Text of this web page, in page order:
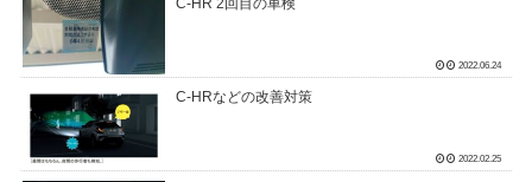
C-HR 2回目の車検
2022.06.24
C-HRなどの改善対策
2022.02.25